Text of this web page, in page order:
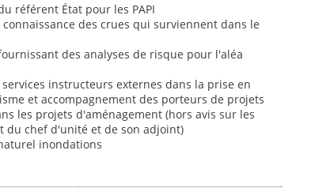
référent État pour les PAPI
des crues qui surviennent dans le
des analyses de risque pour l'aléa
instructeurs externes dans la prise en
et accompagnement des porteurs de projets
les projets d'aménagement (hors avis sur les
du chef d'unité et de son adjoint)
inondations